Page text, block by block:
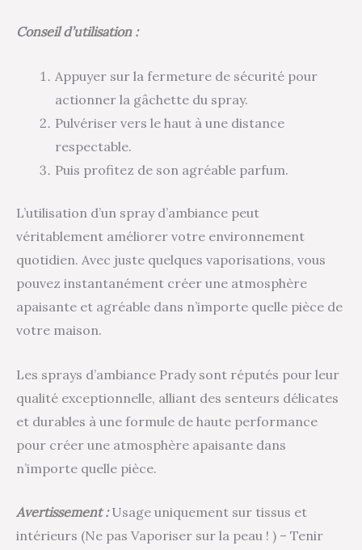
Conseil d’utilisation :
Appuyer sur la fermeture de sécurité pour
actionner la gâchette du spray.
Pulvériser vers le haut à une distance
respectable.
Puis profitez de son agréable parfum.
L’utilisation d’un spray d’ambiance peut
véritablement améliorer votre environnement
quotidien. Avec juste quelques vaporisations, vous
pouvez instantanément créer une atmosphère
apaisante et agréable dans n’importe quelle pièce de
votre maison.
Les sprays d’ambiance Prady sont réputés pour leur
qualité exceptionnelle, alliant des senteurs délicates
et durables à une formule de haute performance
pour créer une atmosphère apaisante dans
n’importe quelle pièce.
Avertissement :Usage uniquement sur tissus et
intérieurs (Ne pas Vaporiser sur la peau ! ) – Tenir